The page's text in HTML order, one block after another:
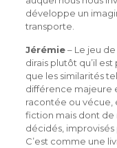
développe un
transporte.
Jérémie– Le jeu
dirais plutôt qu’il
que les similarités
différence majeure
racontée ou vécue,
fiction mais dont de
décidés, improvisés
C’est comme une